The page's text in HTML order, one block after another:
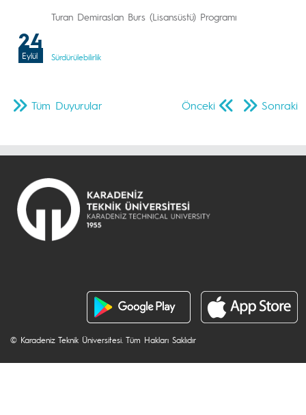
24
Eylül
Turan Demiraslan Burs (Lisansüstü) Programı
Sürdürülebilirlik
Önceki Sonraki
Tüm Duyurular
© Karadeniz Teknik Üniversitesi. Tüm Hakları Saklıdır